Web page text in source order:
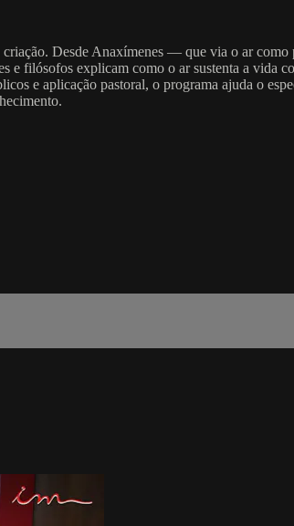
Desde Anaxímenes — que via o ar
filósofos explicam como o ar sustenta a vida
e aplicação pastoral, o programa ajuda o